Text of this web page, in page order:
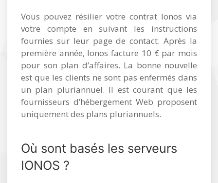
Vous pouvez résilier votre contrat Ionos via
votre compte en suivant les instructions
fournies sur leur page de contact. Après la
première année, Ionos facture 10 € par mois
pour son plan d’affaires. La bonne nouvelle
est que les clients ne sont pas enfermés dans
un plan pluriannuel. Il est courant que les
fournisseurs d’hébergement Web proposent
uniquement des plans pluriannuels.
Où sont basés les serveurs
IONOS ?